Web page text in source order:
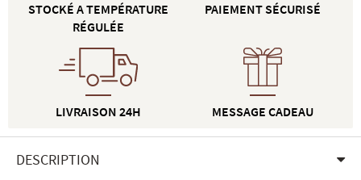
STOCKÉ A TEMPÉRATURE
RÉGULÉE
LIVRAISON 24H
PAIEMENT SÉCURISÉ
MESSAGE CADEAU
DESCRIPTION